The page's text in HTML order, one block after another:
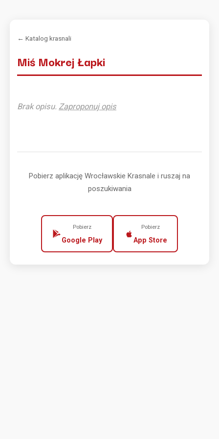
← Katalog krasnali
Miś Mokrej Łapki
Brak opisu. Zaproponuj opis
Pobierz aplikację Wrocławskie Krasnale i ruszaj na
poszukiwania
Pobierz
Google Play
Pobierz
App Store